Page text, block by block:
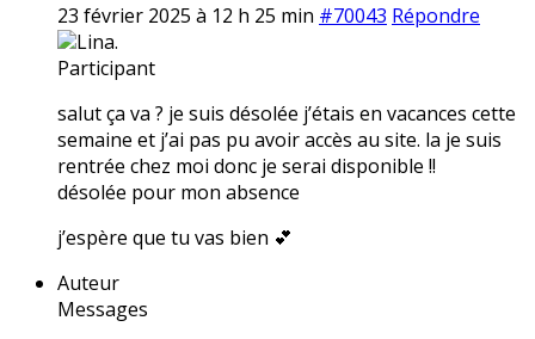
23 février 2025 à 12 h 25 min #70043 Répondre
Lina.
Participant
salut ça va ? je suis désolée j’étais en vacances cette
semaine et j’ai pas pu avoir accès au site. la je suis
rentrée chez moi donc je serai disponible !!
désolée pour mon absence
j’espère que tu vas bien 💕
Auteur
Messages